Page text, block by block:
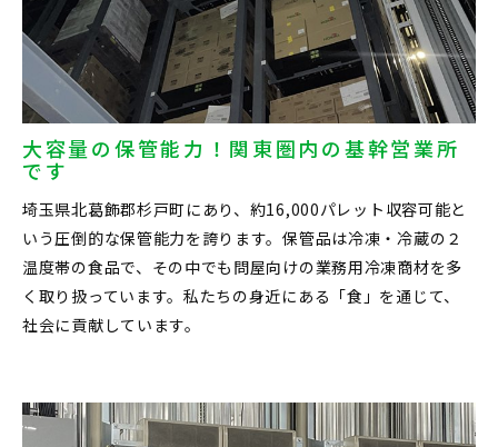
大容量の保管能力！関東圏内の基幹営業所
です
埼玉県北葛飾郡杉戸町にあり、約16,000パレット収容可能と
いう圧倒的な保管能力を誇ります。保管品は冷凍・冷蔵の２
温度帯の食品で、その中でも問屋向けの業務用冷凍商材を多
く取り扱っています。私たちの身近にある「食」を通じて、
社会に貢献しています。